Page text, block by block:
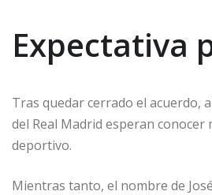
Expectativa
Tras quedar cerrado el acuerdo,
del Real Madrid esperan
deportivo.
Mientras tanto, el nombre de